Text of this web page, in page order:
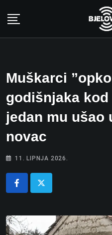
Muškarci
godišnjaka kod
jedan mu ušao
novac
11. LIPNJA 2026.